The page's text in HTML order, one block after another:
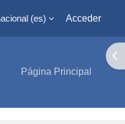
‎(es)‎ Acceder
Página Principal